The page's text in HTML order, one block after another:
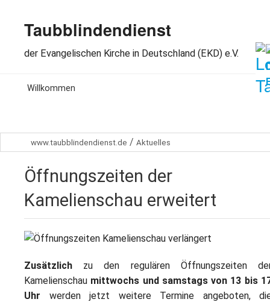
Taubblindendienst
der Evangelischen Kirche in Deutschland (EKD) e.V.
Willkommen
Wir über uns
Arbeitsbereiche
Spenden
Dabeisein
Kontakt
www.taubblindendienst.de / Aktuelles
Öffnungszeiten der
Kamelienschau erweitert
Zusätzlich zu den regulären Öffnungszeiten
Kamelienschau mittwochs und samstags von 13 bis
Uhr werden jetzt weitere Termine angeboten,